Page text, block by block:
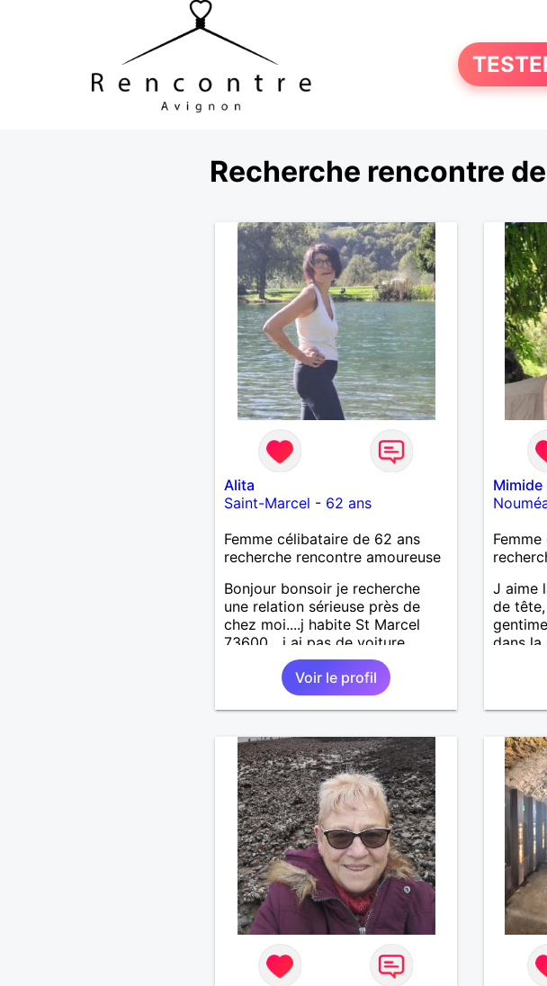
Recherche rencontre
Alita
Saint-Marcel - 62 ans
Femme célibataire de 62 ans
recherche rencontre amoureuse
Bonjour bonsoir je recherche
une relation sérieuse près de
chez moi....j habite St Marcel
73600....j ai pas de voiture
50km ... quelqu'un qui aurait
entre 55 et 64 ans...sans enfants
de préférence même adultes et
qui n aurait garder aucun
ex...si vous correspondez à ma
recherche ecrivez moi je vous
répondrai...
Voir le profil
Mimide
J aime
de
dans la
sur la
bois
je
Je
pour
vie
faire
marre